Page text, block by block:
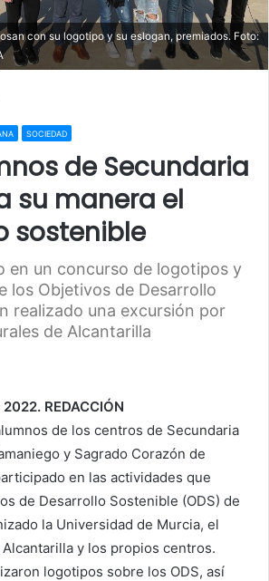
con su logotipo y su eslogan, premiados. Foto:
SOCIEDAD
de Secundaria
su manera el
sostenible
en un concurso de logotipos y
los Objetivos de Desarrollo
realizado una excursión por
de Alcantarilla
REDACCIÓN
de los centros de Secundaria
y Sagrado Corazón de
en las actividades que
de Desarrollo Sostenible (ODS) de
la Universidad de Murcia, el
y los propios centros.
logotipos sobre los ODS, así